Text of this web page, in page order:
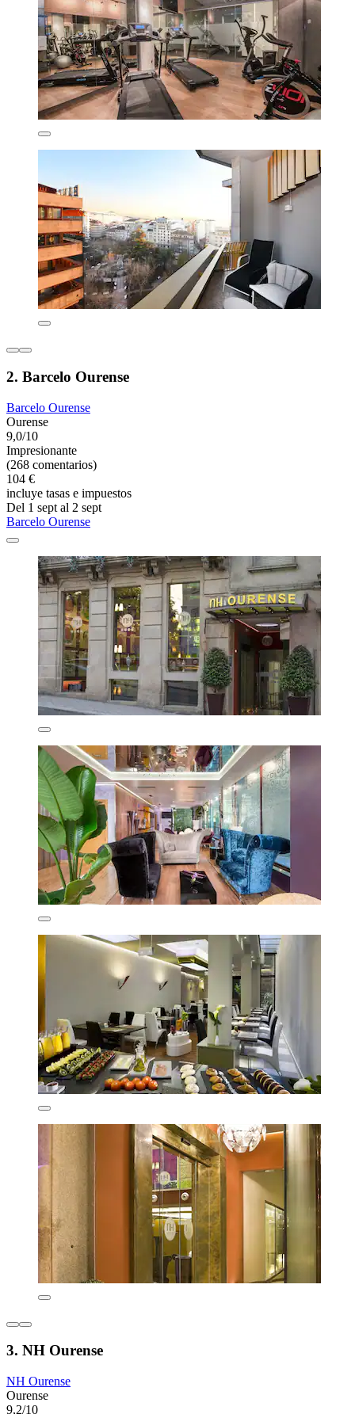
2. Barcelo Ourense
Barcelo Ourense
Ourense
9,0/10
Impresionante
(268 comentarios)
104 €
incluye tasas e impuestos
Del 1 sept al 2 sept
Barcelo Ourense
3. NH Ourense
NH Ourense
Ourense
9,2/10